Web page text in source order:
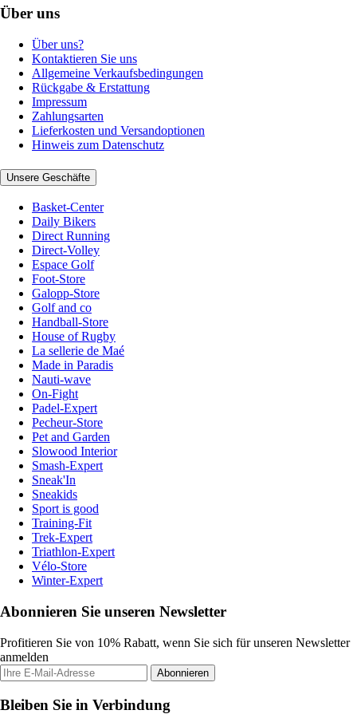
Über uns
Über uns?
Kontaktieren Sie uns
Allgemeine Verkaufsbedingungen
Rückgabe & Erstattung
Impressum
Zahlungsarten
Lieferkosten und Versandoptionen
Hinweis zum Datenschutz
Unsere Geschäfte
Basket-Center
Daily Bikers
Direct Running
Direct-Volley
Espace Golf
Foot-Store
Galopp-Store
Golf and co
Handball-Store
House of Rugby
La sellerie de Maé
Made in Paradis
Nauti-wave
On-Fight
Padel-Expert
Pecheur-Store
Pet and Garden
Slowood Interior
Smash-Expert
Sneak'In
Sneakids
Sport is good
Training-Fit
Trek-Expert
Triathlon-Expert
Vélo-Store
Winter-Expert
Abonnieren Sie unseren Newsletter
Profitieren Sie von 10% Rabatt, wenn Sie sich für unseren Newsletter
anmelden
Abonnieren
Bleiben Sie in Verbindung